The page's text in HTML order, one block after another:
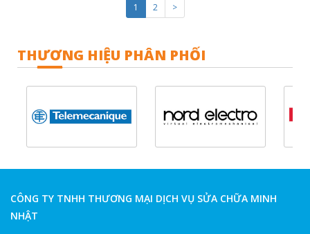
1 2 >
THƯƠNG HIỆU PHÂN PHỐI
CÔNG TY TNHH THƯƠNG MẠI DỊCH VỤ SỬA CHỮA MINH
NHẬT